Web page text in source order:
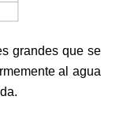
grandes que se
al agua